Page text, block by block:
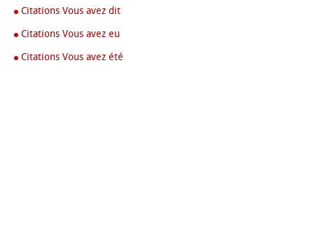
Citations Vous avez dit
Citations Vous avez eu
Citations Vous avez été